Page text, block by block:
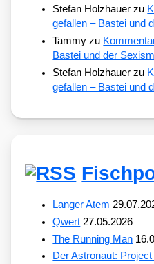
Stefan Holzhauer zu
gefallen – Bastei und
Tammy zu
Bastei und der
Stefan Holzhauer zu
gefallen – Bastei und
Langer Atem
Qwert 27.05.2026
The Running Man
Der Astronaut: